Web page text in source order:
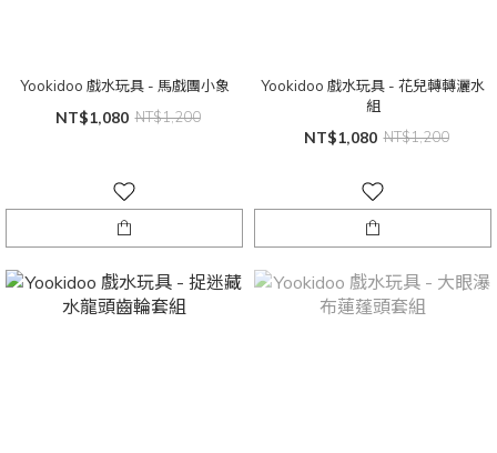
Yookidoo 戲水玩具 - 馬戲團小象
NT$1,080 NT$1,200
Yookidoo 戲水玩具 - 花兒轉轉灑水
組
NT$1,080 NT$1,200